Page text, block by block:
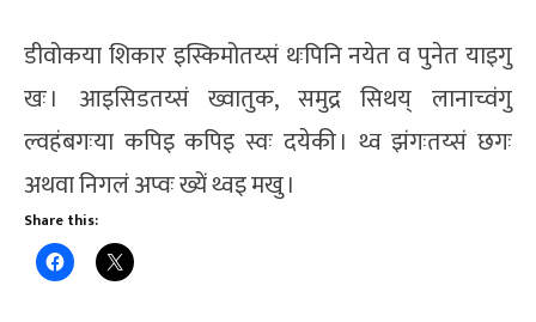
डीवोकया शिकार इस्किमोतय्सं थःपिनि नयेत व पुनेत याइगु
खः । आइसिडतय्सं ख्वातुक, समुद्र सिथय् लानाच्वंगु
ल्वहंबगःया कपिइ कपिइ स्वः दयेकी । थ्व झंगःतय्सं छगः
अथवा निगलं अप्वः ख्यें थ्वइ मखु ।
Share this: